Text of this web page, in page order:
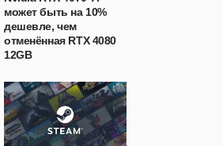
может быть на 10%
дешевле, чем
отменённая RTX 4080
12GB